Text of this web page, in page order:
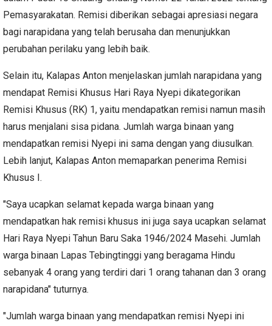
Pemasyarakatan. Remisi diberikan sebagai apresiasi negara
bagi narapidana yang telah berusaha dan menunjukkan
perubahan perilaku yang lebih baik.
Selain itu, Kalapas Anton menjelaskan jumlah narapidana yang
mendapat Remisi Khusus Hari Raya Nyepi dikategorikan
Remisi Khusus (RK) 1, yaitu mendapatkan remisi namun masih
harus menjalani sisa pidana. Jumlah warga binaan yang
mendapatkan remisi Nyepi ini sama dengan yang diusulkan.
Lebih lanjut, Kalapas Anton memaparkan penerima Remisi
Khusus I.
"Saya ucapkan selamat kepada warga binaan yang
mendapatkan hak remisi khusus ini juga saya ucapkan selamat
Hari Raya Nyepi Tahun Baru Saka 1946/2024 Masehi. Jumlah
warga binaan Lapas Tebingtinggi yang beragama Hindu
sebanyak 4 orang yang terdiri dari 1 orang tahanan dan 3 orang
narapidana" tuturnya.
"Jumlah warga binaan yang mendapatkan remisi Nyepi ini